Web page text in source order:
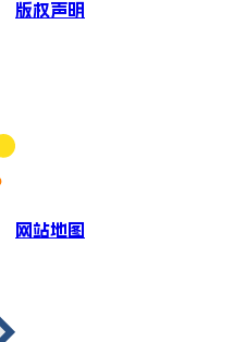
版权声明
网站地图